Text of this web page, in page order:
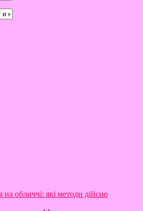
обличчі: які методи дійсно